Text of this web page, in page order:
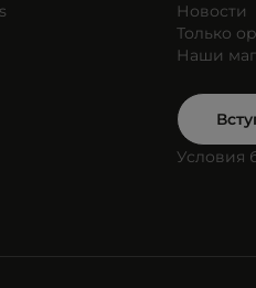
Новости
Только
Наши
Условия